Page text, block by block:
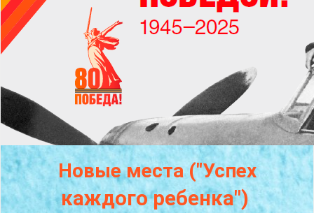
Новые места ("Успех
каждогоребенка")